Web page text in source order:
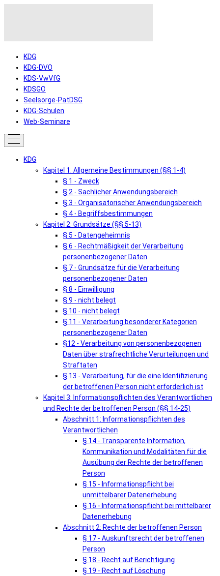
KDG
KDG-DVO
KDS-VwVfG
KDSGO
Seelsorge-PatDSG
KDG-Schulen
Web-Seminare
KDG
Kapitel 1: Allgemeine Bestimmungen (§§ 1-4)
§ 1 - Zweck
§ 2 - Sachlicher Anwendungsbereich
§ 3 - Organisatorischer Anwendungsbereich
§ 4 - Begriffsbestimmungen
Kapitel 2: Grundsätze (§§ 5-13)
§ 5 - Datengeheimnis
§ 6 - Rechtmäßigkeit der Verarbeitung
personenbezogener Daten
§ 7 - Grundsätze für die Verarbeitung
personenbezogener Daten
§ 8 - Einwilligung
§ 9 - nicht belegt
§ 10 - nicht belegt
§ 11 - Verarbeitung besonderer Kategorien
personenbezogener Daten
§12 - Verarbeitung von personenbezogenen
Daten über strafrechtliche Verurteilungen und
Straftaten
§ 13 - Verarbeitung, für die eine Identifizierung
der betroffenen Person nicht erforderlich ist
Kapitel 3: Informationspflichten des Verantwortlichen
und Rechte der betroffenen Person (§§ 14-25)
Abschnitt 1: Informationspflichten des
Verantwortlichen
§ 14 - Transparente Information,
Kommunikation und Modalitäten für die
Ausübung der Rechte der betroffenen
Person
§ 15 - Informationspflicht bei
unmittelbarer Datenerhebung
§ 16 - Informationspflicht bei mittelbarer
Datenerhebung
Abschnitt 2: Rechte der betroffenen Person
§ 17 - Auskunftsrecht der betroffenen
Person
§ 18 - Recht auf Berichtigung
§ 19 - Recht auf Löschung